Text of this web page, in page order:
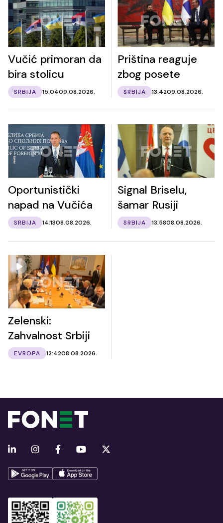
Vučić primoran da
bira stolicu
SRBIJA 15:0409.08.2026.
Priština reaguje
zbog posete
SRBIJA 13:4209.08.2026.
Oportunistički
napad na Vučića
SRBIJA 14:1308.08.2026.
Signal Briselu,
šamar Rusiji
SRBIJA 13:5808.08.2026.
Zelenski:
Zahvalnost Srbiji
EVROPA 12:4208.08.2026.